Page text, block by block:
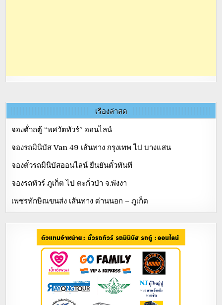
เรื่องล่าสุด
จองตั๋วถตู้ “พศวัตทัวร์” ออนไลน์
จองรถมินิบัส Van 49 เส้นทาง กรุงเทพ ไป บางแสน
จองตั๋วรถมินิบัสออนไลน์ ยืนยันตั๋วทันที
จองรถทัวร์ ภูเก็ต ไป ตะกั่วป่า จ.พังงา
เพชรทักษิณขนส่ง เส้นทาง ด่านนอก – ภูเก็ต